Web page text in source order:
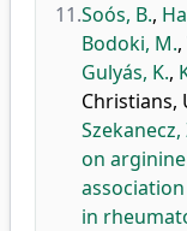
11.Soós, B.,
Bodoki, M.,
Gulyás, K.,
Christians,
Szekanecz,
on
in